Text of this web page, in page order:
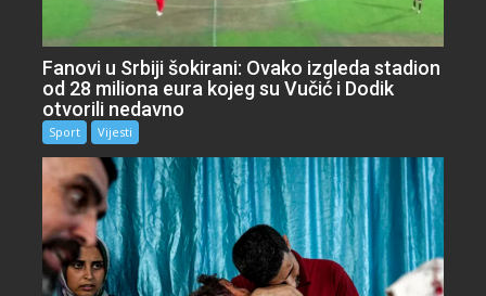
Fanovi u Srbiji šokirani: Ovako izgleda stadion
od 28 miliona eura kojeg su Vučić i Dodik
otvorili nedavno
Sport Vijesti